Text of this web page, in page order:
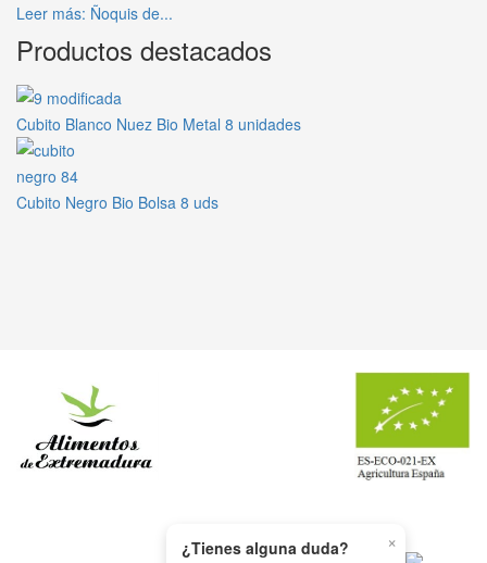
Leer más: Ñoquis de...
Productos destacados
Cubito Blanco Nuez Bio Metal 8 unidades
Cubito Negro Bio Bolsa 8 uds
×
¿Tienes alguna duda?